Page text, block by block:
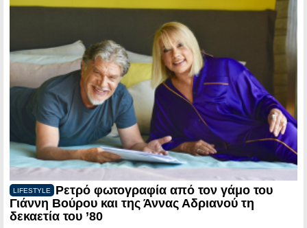
LIFESTYLE
Ρετρό φωτογραφία από τον γάμο του
Γιάννη Βούρου και της Άννας Αδριανού τη
δεκαετία του ’80